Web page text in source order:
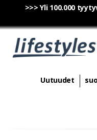
>>> Yli 100.000
Uutuudet